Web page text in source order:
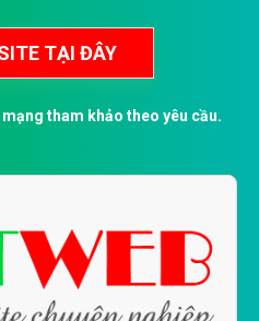
tham khảo theo yêu cầu.